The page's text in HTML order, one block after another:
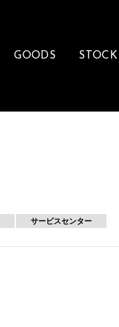
GOODS STOCK
サービスセンター